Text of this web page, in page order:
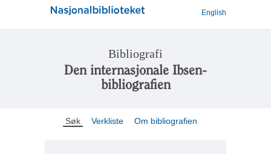
English
Bibliografi
Den internasjonale Ibsen-
bibliografien
Søk Verkliste Om bibliografien